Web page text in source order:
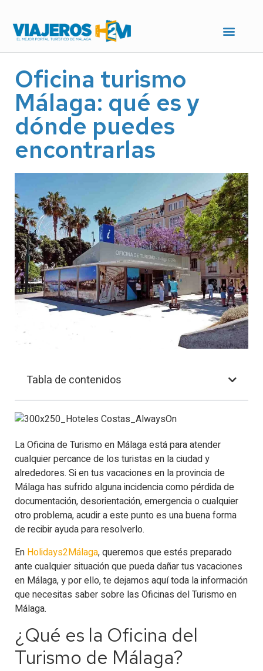
Oficina turismo
Málaga: qué es y
dónde puedes
encontrarlas
Tabla de contenidos
La Oficina de Turismo en Málaga está para atender
cualquier percance de los turistas en la ciudad y
alrededores. Si en tus vacaciones en la provincia de
Málaga has sufrido alguna incidencia como pérdida de
documentación, desorientación, emergencia o cualquier
otro problema, acudir a este punto es una buena forma
de recibir ayuda para resolverlo.
En Holidays2Málaga, queremos que estés preparado
ante cualquier situación que pueda dañar tus vacaciones
en Málaga, y por ello, te dejamos aquí toda la información
que necesitas saber sobre las Oficinas del Turismo en
Málaga.
¿Qué es la Oficina del
Turismo de Málaga?